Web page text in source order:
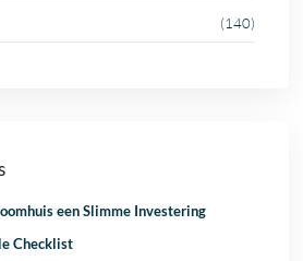
(140)
een Slimme Investering
Checklist